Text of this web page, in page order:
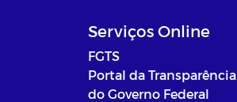
Serviços Online
FGTS
Portal da Transparência
do Governo Federal